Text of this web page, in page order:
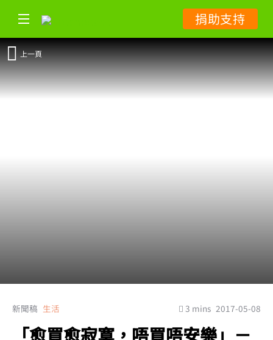
捐助支持
上一頁
新聞稿 生活 3 mins 2017-05-08
「愈買愈寂寞，唔買唔安樂」－